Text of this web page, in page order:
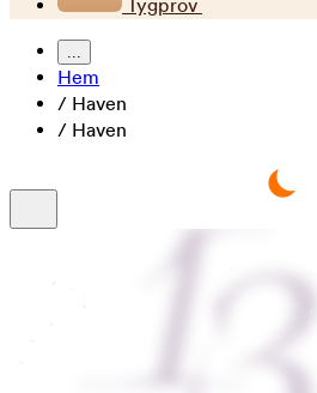
Tygprov
...
Hem
/ Haven
/ Haven